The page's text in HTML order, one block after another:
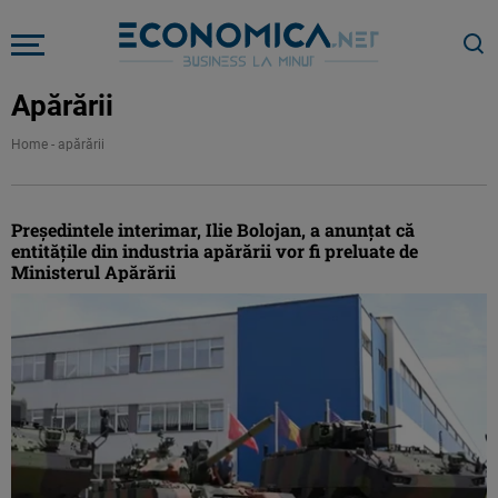
Apărării
Home - apărării
Președintele interimar, Ilie Bolojan, a anunțat că
entitățile din industria apărării vor fi preluate de
Ministerul Apărării